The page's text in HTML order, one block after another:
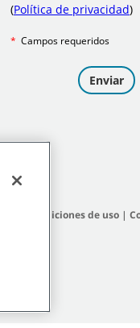
Condiciones de uso|